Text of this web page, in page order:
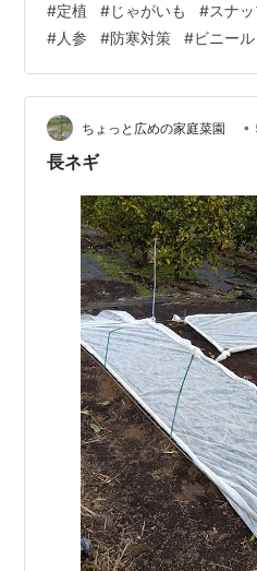
に6つ、菌ちゃんベッドに2つ
対策に、防虫ネットをかけま
負けず育っています。 ③かぼ
4/10) 残渣処理プランターに
寒しました。 が、一晩で全部
#定植 #じゃがいも #スナ
#人参 #防寒対策 #ビニール
ちょっと広めの家庭菜園 •
長ネギ